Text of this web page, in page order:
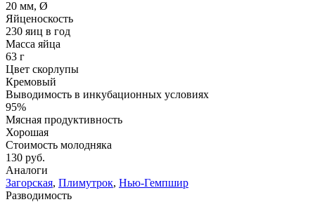
20 мм, Ø
Яйценоскость
230 яиц в год
Масса яйца
63 г
Цвет скорлупы
Кремовый
Выводимость в инкубационных условиях
95%
Мясная продуктивность
Хорошая
Стоимость молодняка
130 руб.
Аналоги
Загорская, Плимутрок, Нью-Гемпшир
Разводимость